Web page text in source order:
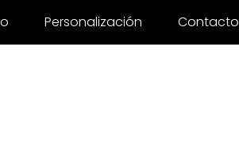
Personalización Contacto